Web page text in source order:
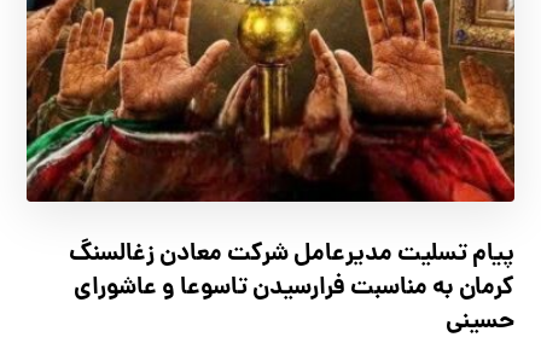
پیام تسلیت مدیرعامل شرکت معادن زغالسنگ
کرمان به مناسبت فرارسیدن تاسوعا و عاشورای
حسینی